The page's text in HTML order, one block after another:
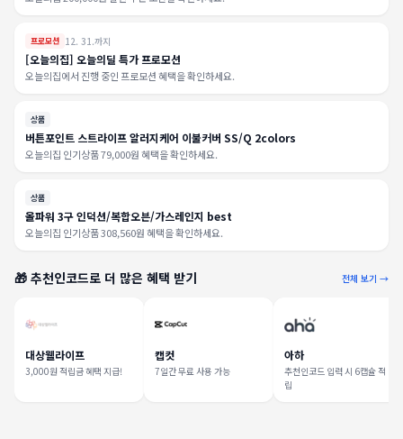
프로모션 12. 31.까지
[오늘의집] 오늘의딜 특가 프로모션
오늘의집에서 진행 중인 프로모션 혜택을 확인하세요.
상품
버튼포인트 스트라이프 알러지케어 이불커버 SS/Q 2colors
오늘의집 인기상품 79,000원 혜택을 확인하세요.
상품
올파워 3구 인덕션/복합오븐/가스레인지 best
오늘의집 인기상품 308,560원 혜택을 확인하세요.
🎁 추천인코드로 더 많은 혜택 받기 전체 보기 →
대상웰라이프
3,000원 적립금 혜택 지급!
캡컷
7일간 무료 사용 가능
아하
추천인코드 입력 시 6캡슐 적
립